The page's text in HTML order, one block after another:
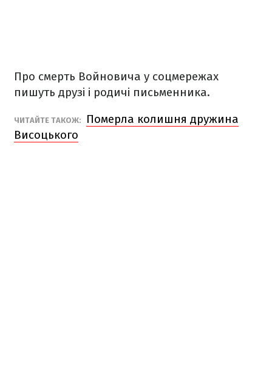
Про смерть Войновича у соцмережах
пишуть друзі і родичі письменника.
ЧИТАЙТЕ ТАКОЖ:
Померла колишня дружина
Висоцького